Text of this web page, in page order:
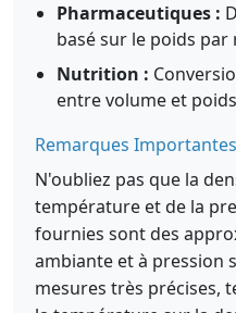
Pharmaceutiques :
basé sur le poids
Nutrition :
entre volume et
Remarques Importantes
N'oubliez pas que la
température et de la
fournies sont des
ambiante et à pression
mesures très précises,